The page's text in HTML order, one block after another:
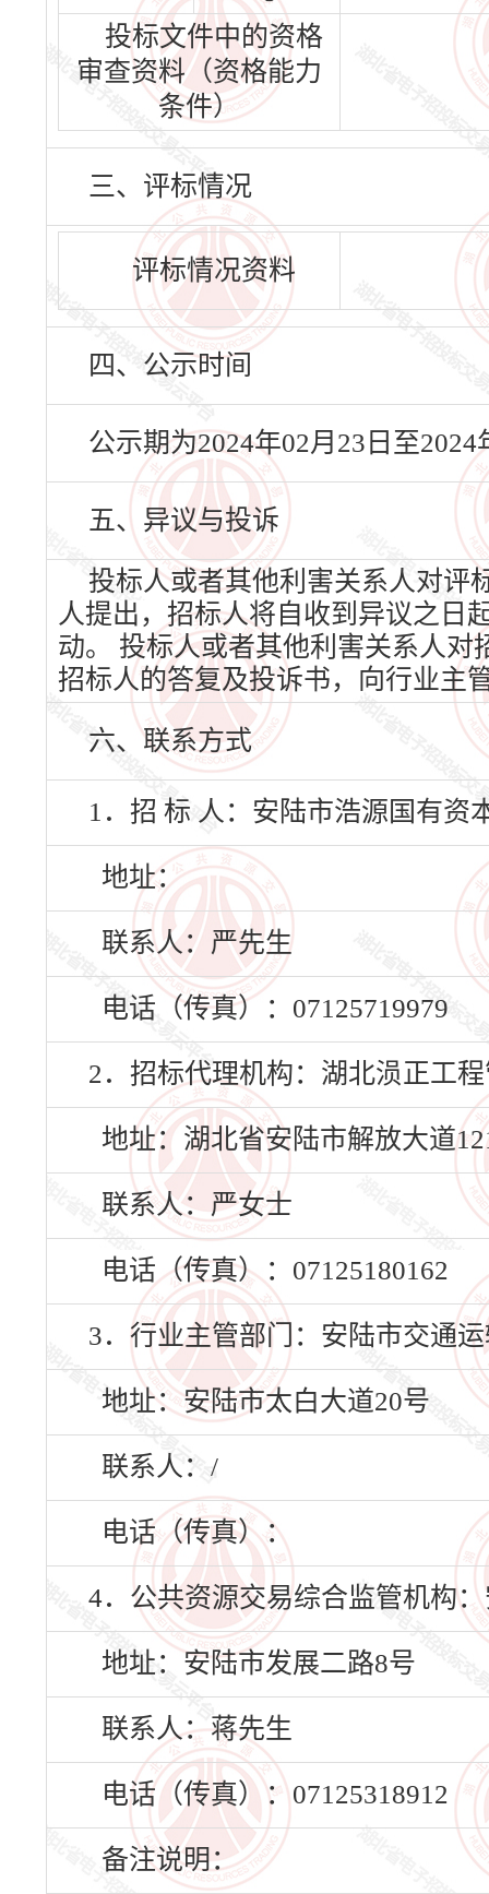
投标文件中的资格
审查资料（资格能力
条件）
三、评标情况
评标情况资料
四、公示时间
公示期为2024年02月23日至
五、异议与投诉
投标人或者其他利害关系人对评
人提出，招标人将自收到异议之日
动。 投标人或者其他利害关系人
招标人的答复及投诉书，向行业主
六、联系方式
1．招 标 人：安陆市浩源国有资
地址：
联系人：严先生
电话（传真）：07125719979
2．招标代理机构：湖北涢正工
地址：湖北省安陆市解放大道
联系人：严女士
电话（传真）：07125180162
3．行业主管部门：安陆市交通
地址：安陆市太白大道20号
联系人：/
电话（传真）：
4．公共资源交易综合监管机构
地址：安陆市发展二路8号
联系人：蒋先生
电话（传真）：07125318912
备注说明：